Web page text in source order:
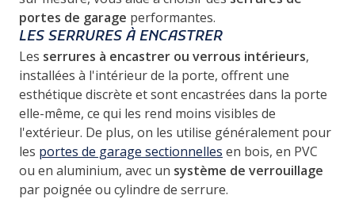
portes de garage performantes.
LES SERRURES À ENCASTRER
Les serrures à encastrer ou verrous intérieurs,
installées à l'intérieur de la porte, offrent une
esthétique discrète et sont encastrées dans la porte
elle-même, ce qui les rend moins visibles de
l'extérieur. De plus, on les utilise généralement pour
les portes de garage sectionnelles en bois, en PVC
ou en aluminium, avec un système de verrouillage
par poignée ou cylindre de serrure.